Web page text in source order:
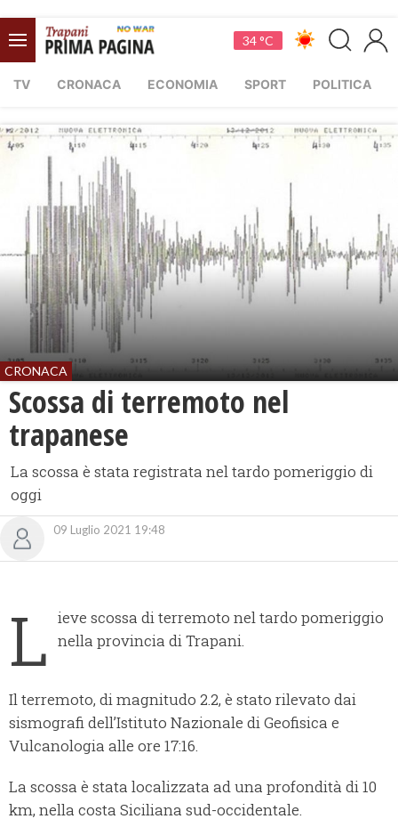
34 °C
TV CRONACA ECONOMIA SPORT POLITICA
CRONACA
Scossa di terremoto nel
trapanese
La scossa è stata registrata nel tardo pomeriggio di
oggi
09 Luglio 2021 19:48
L ieve scossa di terremoto nel tardo pomeriggio
nella provincia di Trapani.
Il terremoto, di magnitudo 2.2, è stato rilevato dai
sismografi dell’Istituto Nazionale di Geofisica e
Vulcanologia alle ore 17:16.
La scossa è stata localizzata ad una profondità di 10
km, nella costa Siciliana sud-occidentale.